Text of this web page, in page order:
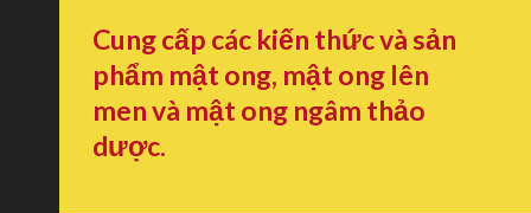
Cung cấp các kiến thức và sản
phẩm mật ong, mật ong lên
men và mật ong ngâm thảo
dược.